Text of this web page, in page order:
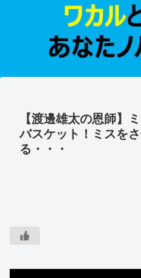
【渡邊雄太の恩師】
バスケット！ミスを
る・・・